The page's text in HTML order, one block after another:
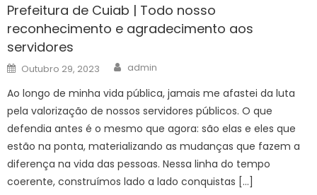
Prefeitura de Cuiab | Todo nosso
reconhecimento e agradecimento aos
servidores
Posted
on
Outubro 29, 2023 Author
admin
Ao longo de minha vida pública, jamais me afastei da luta
pela valorização de nossos servidores públicos. O que
defendia antes é o mesmo que agora: são elas e eles que
estão na ponta, materializando as mudanças que fazem a
diferença na vida das pessoas. Nessa linha do tempo
coerente, construímos lado a lado conquistas […]